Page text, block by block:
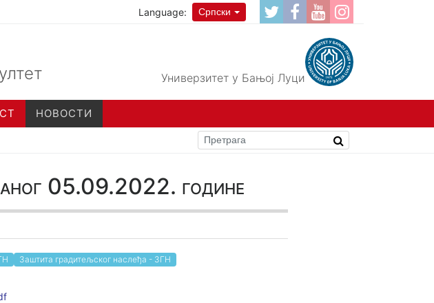
Language: Српски
Универзитет у Бањој Луци
НОВОСТИ
05.09.2022. године
Заштита градитељског наслеђа - ЗГН